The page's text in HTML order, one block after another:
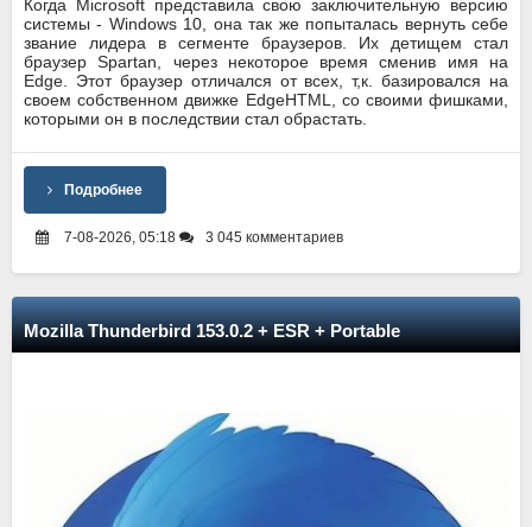
Когда Microsoft представила свою заключительную версию
системы - Windows 10, она так же попыталась вернуть себе
звание лидера в сегменте браузеров. Их детищем стал
браузер Spartan, через некоторое время сменив имя на
Edge. Этот браузер отличался от всех, т,к. базировался на
своем собственном движке EdgeHTML, со своими фишками,
которыми он в последствии стал обрастать.
Подробнее
7-08-2026, 05:18 3 045 комментариев
Mozilla Thunderbird 153.0.2 + ESR + Portable